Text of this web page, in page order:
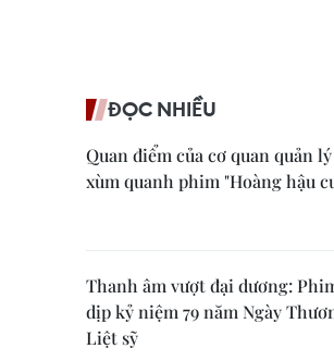
ĐỌC NHIỀU
Quan điểm của cơ quan quản
xùm quanh phim "Hoàng hậu
Thanh âm vượt đại dương:
dịp kỷ niệm 79 năm Ngày
Liệt sỹ